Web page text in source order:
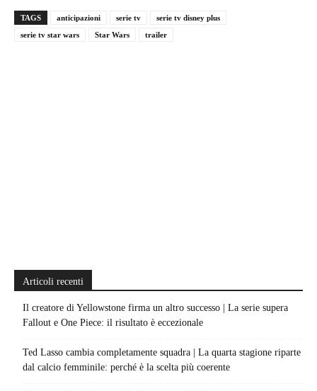
TAGS anticipazioni serie tv
serie tv disney plus
serie tv star wars
Star Wars trailer
Articoli recenti
Il creatore di Yellowstone firma un altro successo | La serie supera
Fallout e One Piece: il risultato è eccezionale
Ted Lasso cambia completamente squadra | La quarta stagione riparte
dal calcio femminile: perché è la scelta più coerente